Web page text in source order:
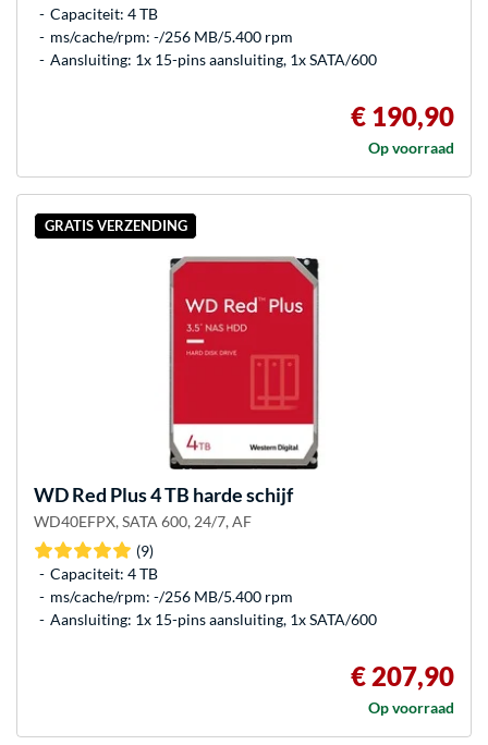
Capaciteit: 4 TB
ms/cache/rpm: -/256 MB/5.400 rpm
Aansluiting: 1x 15-pins aansluiting, 1x SATA/600
€ 190,90
Op voorraad
GRATIS VERZENDING
WDRed Plus 4 TB harde schijf
WD40EFPX, SATA 600, 24/7, AF
(9)
Capaciteit: 4 TB
ms/cache/rpm: -/256 MB/5.400 rpm
Aansluiting: 1x 15-pins aansluiting, 1x SATA/600
€ 207,90
Op voorraad